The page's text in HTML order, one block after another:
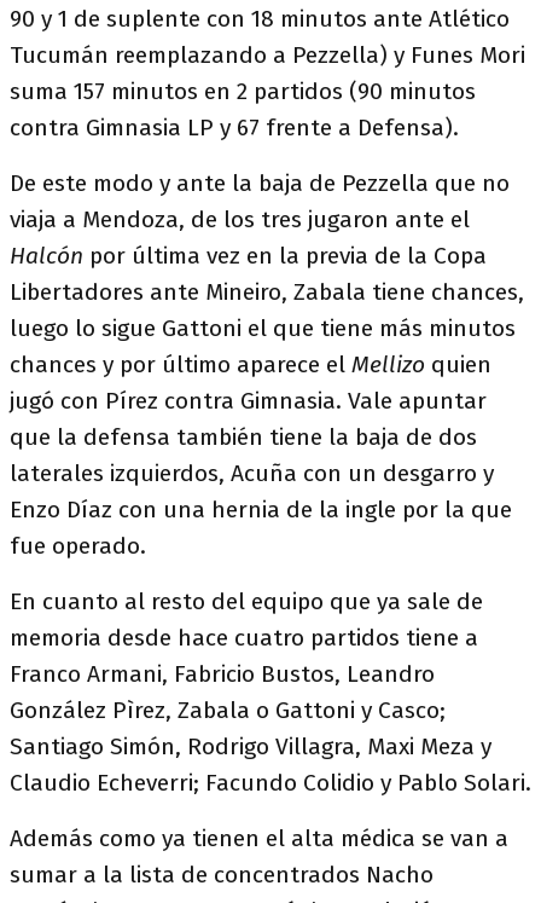
90 y 1 de suplente con 18 minutos ante Atlético
Tucumán reemplazando a Pezzella) y Funes Mori
suma 157 minutos en 2 partidos (90 minutos
contra Gimnasia LP y 67 frente a Defensa).
De este modo y ante la baja de Pezzella que no
viaja a Mendoza, de los tres jugaron ante el
Halcón por última vez en la previa de la Copa
Libertadores ante Mineiro, Zabala tiene chances,
luego lo sigue Gattoni el que tiene más minutos
chances y por último aparece el Mellizo quien
jugó con Pírez contra Gimnasia. Vale apuntar
que la defensa también tiene la baja de dos
laterales izquierdos, Acuña con un desgarro y
Enzo Díaz con una hernia de la ingle por la que
fue operado.
En cuanto al resto del equipo que ya sale de
memoria desde hace cuatro partidos tiene a
Franco Armani, Fabricio Bustos, Leandro
González Pìrez, Zabala o Gattoni y Casco;
Santiago Simón, Rodrigo Villagra, Maxi Meza y
Claudio Echeverri; Facundo Colidio y Pablo Solari.
Además como ya tienen el alta médica se van a
sumar a la lista de concentrados Nacho